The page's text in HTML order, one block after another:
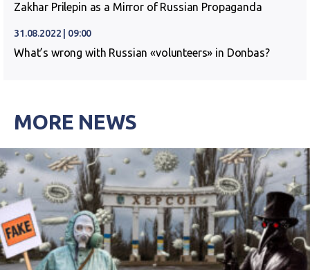
Zakhar Prilepin as a Mirror of Russian Propaganda
31.08.2022 | 09:00
What’s wrong with Russian «volunteers» in Donbas?
MORE NEWS